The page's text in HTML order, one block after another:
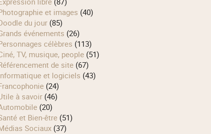
Photographie et images (40)
Doodle du jour(85)
Grands événements (26)
Personnages célèbres (113)
Ciné, TV, musique, people(51)
Référencement de site(67)
Informatique et logiciels (43)
Francophonie(24)
Utile à savoir(46)
Automobile(20)
Santé et Bien-être(51)
Médias Sociaux(37)